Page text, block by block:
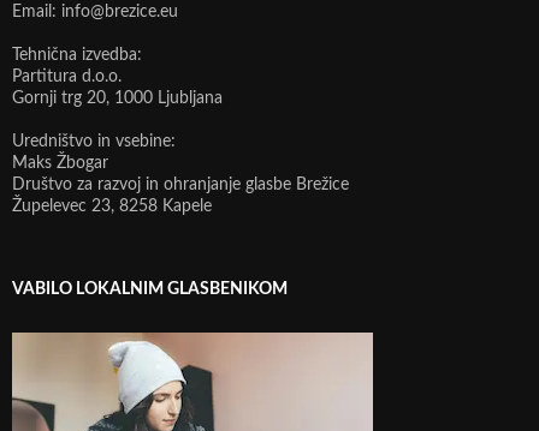
Email: info@brezice.eu
Tehnična izvedba:
Partitura d.o.o.
Gornji trg 20, 1000 Ljubljana
Uredništvo in vsebine:
Maks Žbogar
Društvo za razvoj in ohranjanje glasbe Brežice
Župelevec 23, 8258 Kapele
VABILO LOKALNIM GLASBENIKOM